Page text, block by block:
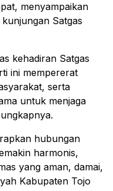
menyampaikan
Satgas
kehadiran Satgas
ini mempererat
serta
untuk menjaga
hubungan
harmonis,
yang aman, damai,
Kabupaten Tojo